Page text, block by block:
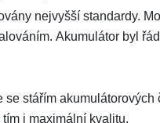
nejvyšší standardy.
Akumulátor byl
se stářím
i maximální kvalitu.